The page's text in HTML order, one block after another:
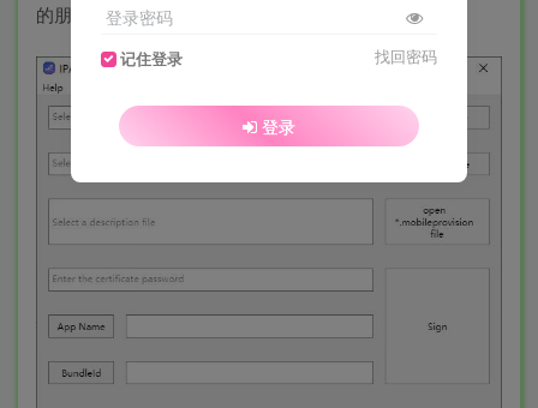
的朋友下载使用。
登录密码
记住登录 找回密码
登录